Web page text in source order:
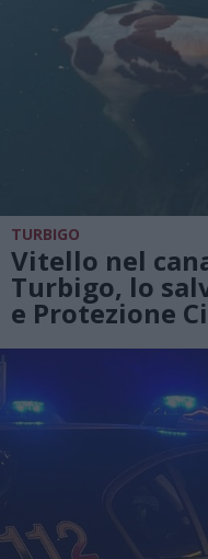
TURBIGO
Vitello nel
Turbigo, lo
e Protezione